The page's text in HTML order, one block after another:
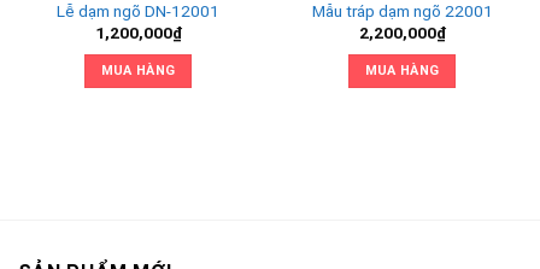
Lễ dạm ngõ DN-12001
1,200,000₫
MUA HÀNG
Mẫu tráp dạm ngõ 22001
2,200,000₫
MUA HÀNG